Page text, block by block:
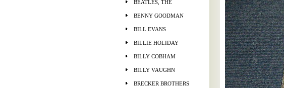
BEATLES, THE
BENNY GOODMAN
BILL EVANS
BILLIE HOLIDAY
BILLY COBHAM
BILLY VAUGHN
BRECKER BROTHERS